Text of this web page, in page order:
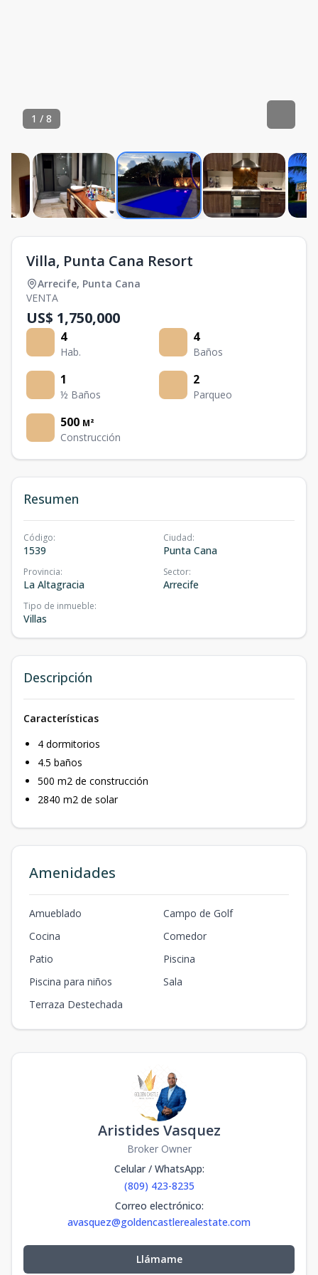
1 / 8
Villa, Punta Cana Resort
Arrecife, Punta Cana
VENTA
US$ 1,750,000
4
Hab.
4
Baños
1
½ Baños
2
Parqueo
500 M²
Construcción
Resumen
Código:
1539
Ciudad:
Punta Cana
Provincia:
La Altagracia
Sector:
Arrecife
Tipo de inmueble:
Villas
Descripción
Características
4 dormitorios
4.5 baños
500 m2 de construcción
2840 m2 de solar
Amenidades
Amueblado
Campo de Golf
Cocina
Comedor
Patio
Piscina
Piscina para niños
Sala
Terraza Destechada
Aristides Vasquez
Broker Owner
Celular / WhatsApp:
(809) 423-8235
Correo electrónico:
avasquez@goldencastlerealestate.com
Llámame